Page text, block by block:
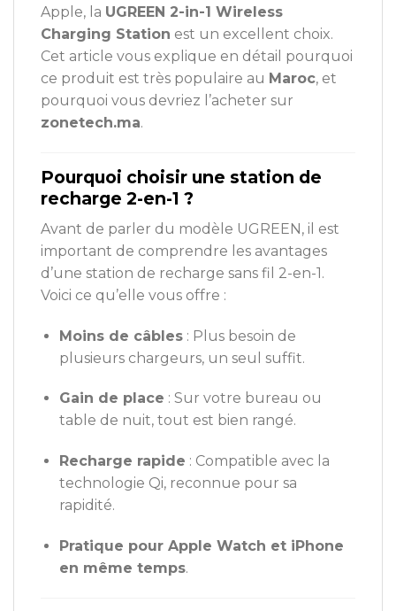
Apple, la UGREEN 2-in-1 Wireless
Charging Station est un excellent choix.
Cet article vous explique en détail pourquoi
ce produit est très populaire au Maroc, et
pourquoi vous devriez l’acheter sur
zonetech.ma.
Pourquoi choisir une station de
recharge 2-en-1 ?
Avant de parler du modèle UGREEN, il est
important de comprendre les avantages
d’une station de recharge sans fil 2-en-1.
Voici ce qu’elle vous offre :
Moins de câbles: Plus besoin de
plusieurs chargeurs, un seul suffit.
Gain de place : Sur votre bureau ou
table de nuit, tout est bien rangé.
Recharge rapide : Compatible avec la
technologie Qi, reconnue pour sa
rapidité.
Pratique pour Apple Watch et iPhone
en même temps.